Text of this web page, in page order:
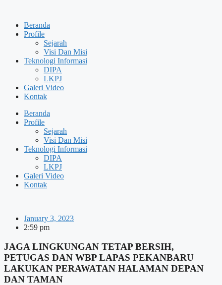
contentBeranda
Profile
Sejarah
Visi Dan Misi
Teknologi Informasi
DIPA
LKPJ
Galeri Video
Kontak
Beranda
Profile
Sejarah
Visi Dan Misi
Teknologi Informasi
DIPA
LKPJ
Galeri Video
Kontak
January 3, 2023
2:59 pm
JAGA LINGKUNGAN TETAP BERSIH,
PETUGAS DAN WBP LAPAS PEKANBARU
LAKUKAN PERAWATAN HALAMAN DEPAN
DAN TAMAN